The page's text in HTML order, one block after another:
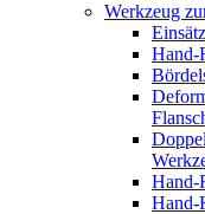
Werkzeug
Hand-
Hand-
Hand-